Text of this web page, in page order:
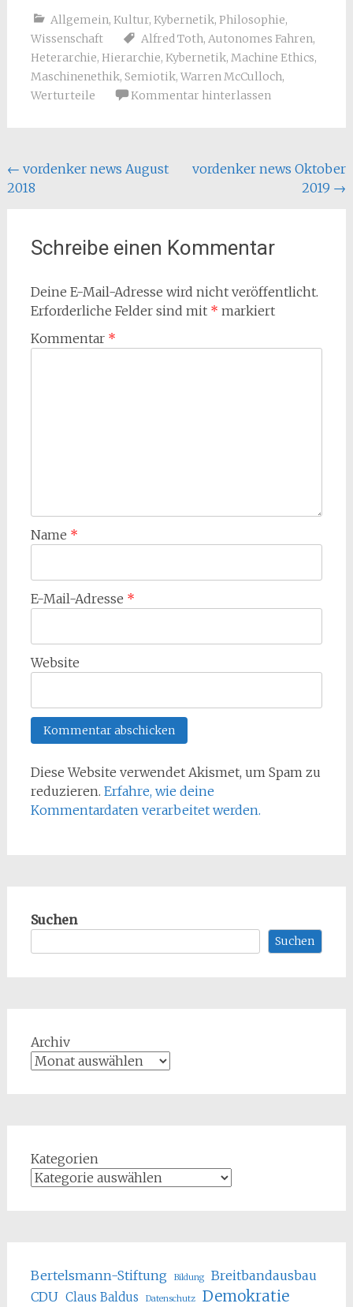
Allgemein, Kultur, Kybernetik, Philosophie,
Wissenschaft
Alfred Toth, Autonomes Fahren,
Heterarchie, Hierarchie, Kybernetik, Machine Ethics,
Maschinenethik, Semiotik, Warren McCulloch,
Werturteile
Kommentar hinterlassen
Beitragsnavigation
← vordenker news August
2018
vordenker news Oktober
2019 →
Schreibe einen Kommentar
Deine E-Mail-Adresse wird nicht veröffentlicht.
Erforderliche Felder sind mit * markiert
Kommentar *
Name *
E-Mail-Adresse *
Website
Diese Website verwendet Akismet, um Spam zu
reduzieren. Erfahre, wie deine
Kommentardaten verarbeitet werden.
Suchen
Suchen
Archiv
Kategorien
Bertelsmann-Stiftung Bildung
Breitbandausbau
CDU Claus Baldus Datenschutz Demokratie